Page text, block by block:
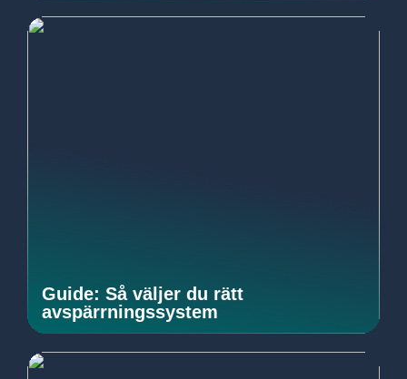
Guide: Så väljer du rätt
avspärrningssystem